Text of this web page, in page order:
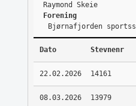
Raymond Skeie
Forening
Bjørnafjorden
Dato Stevnenr
22.02.2026 14161
08.03.2026 13979